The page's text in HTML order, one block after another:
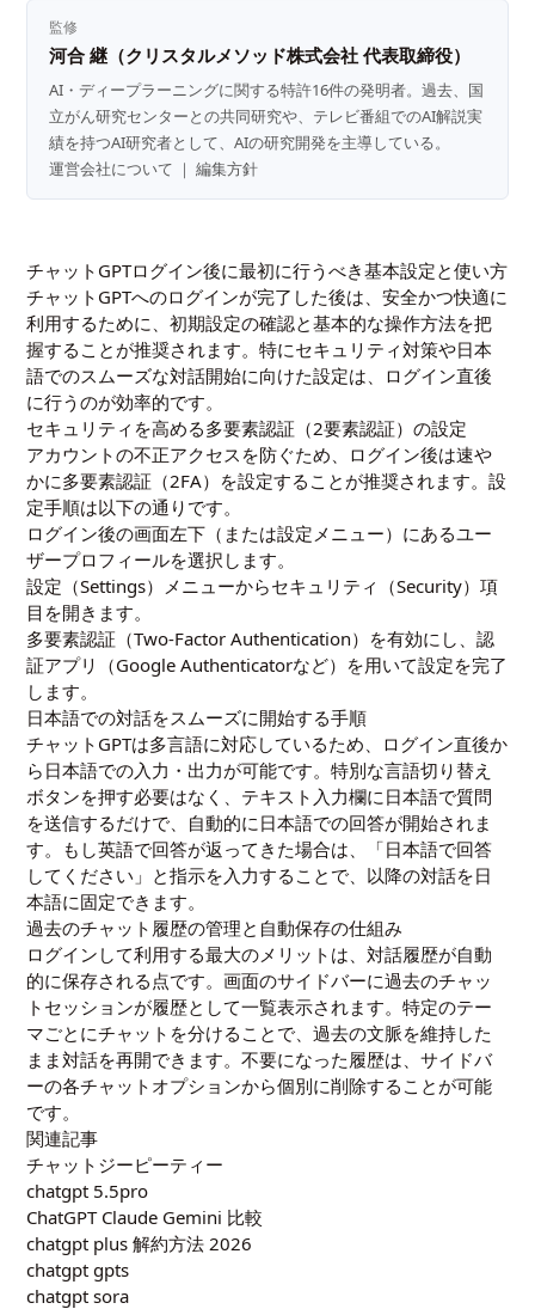
監修
河合 継（クリスタルメソッド株式会社 代表取締役）
AI・ディープラーニングに関する特許16件の発明者。過去、国
立がん研究センターとの共同研究や、テレビ番組でのAI解説実
績を持つAI研究者として、AIの研究開発を主導している。
運営会社について ｜編集方針
チャットGPTログイン後に最初に行うべき基本設定と使い方
チャットGPTへのログインが完了した後は、安全かつ快適に
利用するために、初期設定の確認と基本的な操作方法を把
握することが推奨されます。特にセキュリティ対策や日本
語でのスムーズな対話開始に向けた設定は、ログイン直後
に行うのが効率的です。
セキュリティを高める多要素認証（2要素認証）の設定
アカウントの不正アクセスを防ぐため、ログイン後は速や
かに多要素認証（2FA）を設定することが推奨されます。設
定手順は以下の通りです。
ログイン後の画面左下（または設定メニュー）にあるユー
ザープロフィールを選択します。
設定（Settings）メニューからセキュリティ（Security）項
目を開きます。
多要素認証（Two-Factor Authentication）を有効にし、認
証アプリ（Google Authenticatorなど）を用いて設定を完了
します。
日本語での対話をスムーズに開始する手順
チャットGPTは多言語に対応しているため、ログイン直後か
ら日本語での入力・出力が可能です。特別な言語切り替え
ボタンを押す必要はなく、テキスト入力欄に日本語で質問
を送信するだけで、自動的に日本語での回答が開始されま
す。もし英語で回答が返ってきた場合は、「日本語で回答
してください」と指示を入力することで、以降の対話を日
本語に固定できます。
過去のチャット履歴の管理と自動保存の仕組み
ログインして利用する最大のメリットは、対話履歴が自動
的に保存される点です。画面のサイドバーに過去のチャッ
トセッションが履歴として一覧表示されます。特定のテー
マごとにチャットを分けることで、過去の文脈を維持した
まま対話を再開できます。不要になった履歴は、サイドバ
ーの各チャットオプションから個別に削除することが可能
です。
関連記事
チャットジーピーティー
chatgpt 5.5pro
ChatGPT Claude Gemini 比較
chatgpt plus 解約方法 2026
chatgpt gpts
chatgpt sora